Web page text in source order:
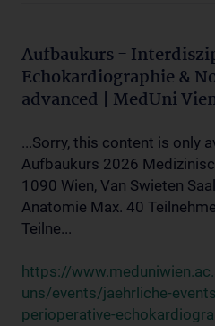
Aufbaukurs -
Echokardiographie &
advanced | MedUni
...Sorry, this content is only
Aufbaukurs 2026
1090 Wien, Van Swieten
Anatomie Max. 40
Teilne...
https://
uns/events/jaehrliche-
perioperative-